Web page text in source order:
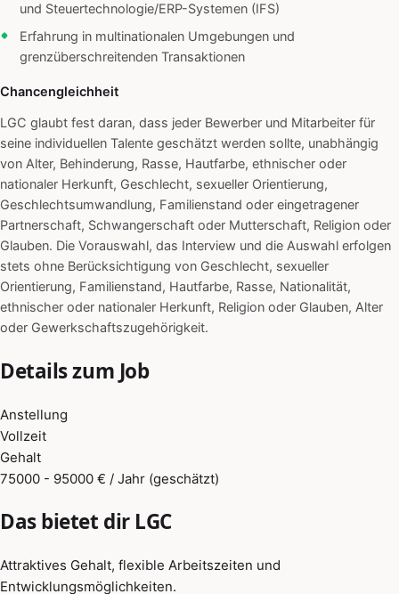
und Steuertechnologie/ERP-Systemen (IFS)
Erfahrung in multinationalen Umgebungen und
grenzüberschreitenden Transaktionen
Chancengleichheit
LGC glaubt fest daran, dass jeder Bewerber und Mitarbeiter für
seine individuellen Talente geschätzt werden sollte, unabhängig
von Alter, Behinderung, Rasse, Hautfarbe, ethnischer oder
nationaler Herkunft, Geschlecht, sexueller Orientierung,
Geschlechtsumwandlung, Familienstand oder eingetragener
Partnerschaft, Schwangerschaft oder Mutterschaft, Religion oder
Glauben. Die Vorauswahl, das Interview und die Auswahl erfolgen
stets ohne Berücksichtigung von Geschlecht, sexueller
Orientierung, Familienstand, Hautfarbe, Rasse, Nationalität,
ethnischer oder nationaler Herkunft, Religion oder Glauben, Alter
oder Gewerkschaftszugehörigkeit.
Details zum Job
Anstellung
Vollzeit
Gehalt
75000 - 95000 € / Jahr (geschätzt)
Das bietet dir LGC
Attraktives Gehalt, flexible Arbeitszeiten und
Entwicklungsmöglichkeiten.